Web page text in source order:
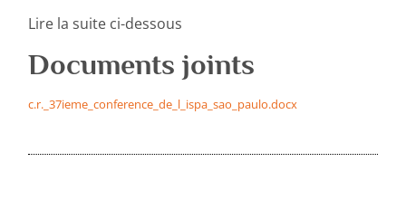
Lire la suite ci-dessous
Documents joints
c.r._37ieme_conference_de_l_ispa_sao_paulo.docx